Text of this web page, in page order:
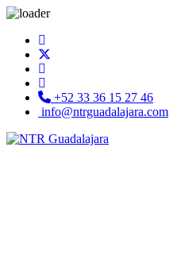
+52 33 36 15 27 46
info@ntrguadalajara.com